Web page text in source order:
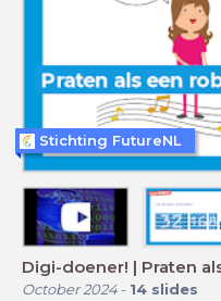
Digi-doener! |
October 2024- 14 slides
Stichting FutureNL